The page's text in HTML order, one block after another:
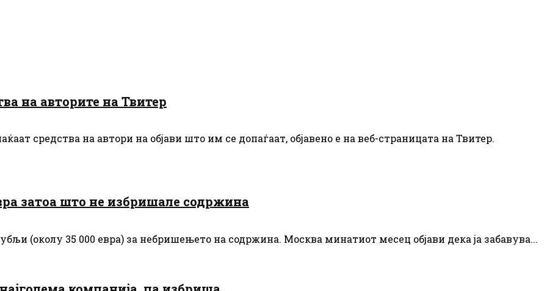
на авторите на Твитер
средства на автори на објави што им се допаѓаат, објавено е на веб-страницата на Твитер.
затоа што не избришале содржина
(околу 35 000 евра) за небришењето на содржина. Москва минатиот месец објави дека ја забавува...